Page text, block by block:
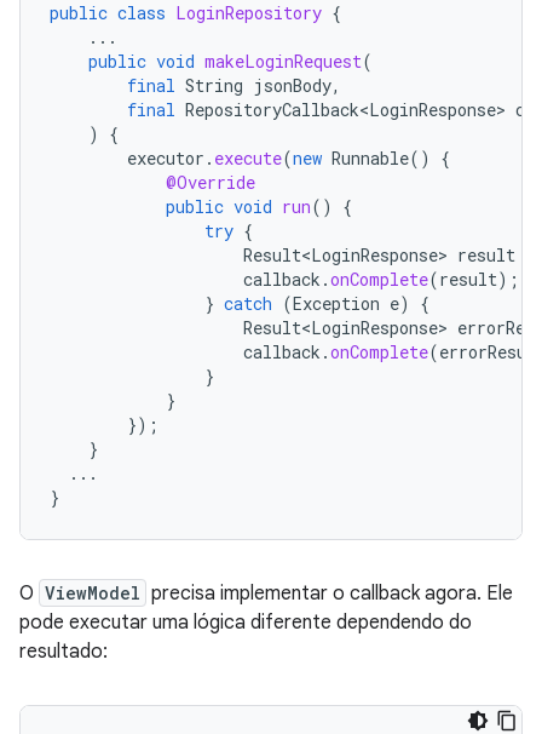
public class LoginRepository {
...
public void makeLoginRequest(
final String jsonBody,
final RepositoryCallback<LoginResponse>
)
{
executor . execute(new Runnable()
{
@Override
public void run()
{
try {
Result<LoginResponse> result
callback .onComplete(result);
} catch (Exception e)
{
Result<LoginResponse>
callback .onComplete(
}
}
});
}
...
}
O ViewModel precisa implementar o callback agora. Ele
pode executar uma lógica diferente dependendo do
resultado: